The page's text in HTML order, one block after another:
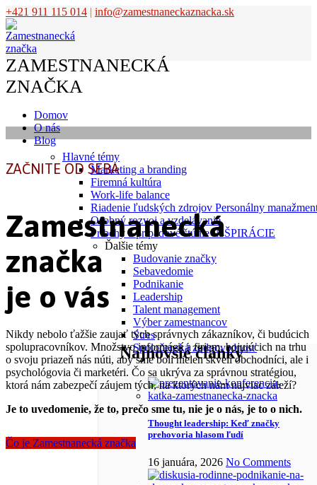
+421 911 115 014 | info@zamestnaneckaznacka.sk
ZAMESTNANECKÁ
ZNAČKA
Domov
O nás
Blog
Hlavné témy
Marketing a branding
Firemná kultúra
Work-life balance
Riadenie ľudských zdrojov Personálny
Osobný rozvoj a vzdelávanie
Príbehy a prípadové štúdieINŠPIRÁCIE
Ďalšie témy
Budovanie značky
Sebavedomie
Podnikanie
Leadership
Talent management
Výber zamestnancov
Stres
Spoločenská zodpovednosť
Najnovšie články
Thought leadership: Keď značky
prehovoria hlasom ľudí
16 januára, 2026 No Comments
ZAČNITE OD SEBA
Zamestnanecká
značka
je o vás
Nikdy nebolo ťažšie zaujať tých správnych zákazníkov, či budúcich
spolupracovníkov. Množstvo informácií a firiem, bojujúcich na trhu
o svoju priazeň nás núti, aby sme boli nielen skvelí obchodníci, ale i
psychológovia či marketéri. Čo sa ukrýva za správnou stratégiou,
ktorá nám zabezpečí záujem tých, na ktorých nám najviac záleží?
Je to uvedomenie, že to, prečo sme tu, nie je o nás, je to o nich.
Čo je Zamestnanecká značka